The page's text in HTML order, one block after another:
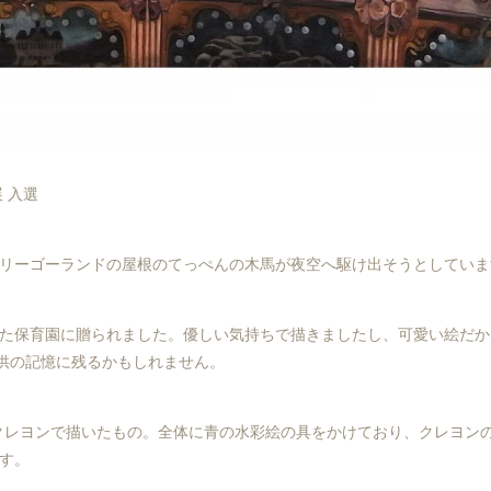
入選
ーゴーランドの屋根のてっぺんの木馬が夜空へ駆け出そうとしてい
保育園に贈られました。優しい気持ちで描きましたし、可愛い絵だ
記憶に残るかもしれません。
ヨンで描いたもの。全体に青の水彩絵の具をかけており、クレヨン
。